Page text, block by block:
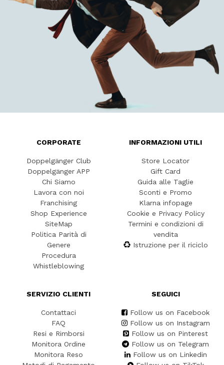
CORPORATE
Doppelgänger Club
Doppelgänger APP
Chi Siamo
Lavora con noi
Franchising
Shop Experience
SiteMap
Politica Parità di
Genere
Procedura
Whistleblowing
INFORMAZIONI UTILI
Store Locator
Gift Card
Guida alle Taglie
Sconti e Promo
Klarna infopage
Cookie e Privacy Policy
Termini e condizioni di
vendita
Istruzione per il riciclo
SERVIZIO CLIENTI
Contattaci
FAQ
Resi e Rimborsi
Monitora Ordine
Monitora Reso
SEGUICI
Follow us on Facebook
Follow us on Instagram
Follow us on Pinterest
Follow us on Telegram
Follow us on Linkedin